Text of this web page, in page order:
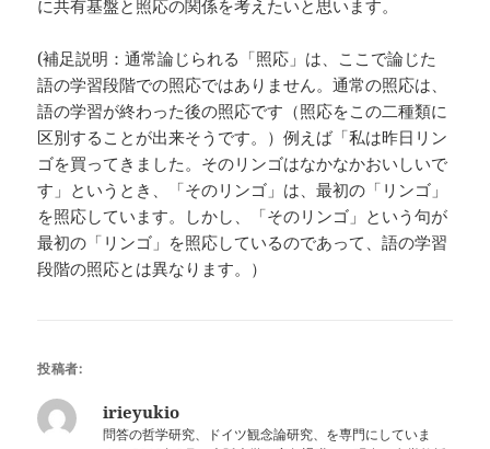
に共有基盤と照応の関係を考えたいと思います。
(補足説明：通常論じられる「照応」は、ここで論じた
語の学習段階での照応ではありません。通常の照応は、
語の学習が終わった後の照応です（照応をこの二種類に
区別することが出来そうです。）例えば「私は昨日リン
ゴを買ってきました。そのリンゴはなかなかおいしいで
す」というとき、「そのリンゴ」は、最初の「リンゴ」
を照応しています。しかし、「そのリンゴ」という句が
最初の「リンゴ」を照応しているのであって、語の学習
段階の照応とは異なります。）
投稿者:
irieyukio
問答の哲学研究、ドイツ観念論研究、を専門にしていま